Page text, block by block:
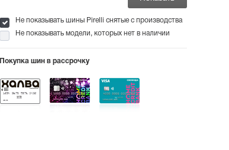
Не показывать шины Pirelli снятые с производства
Не показывать модели, которых нет в наличии
Покупка шин в рассрочку